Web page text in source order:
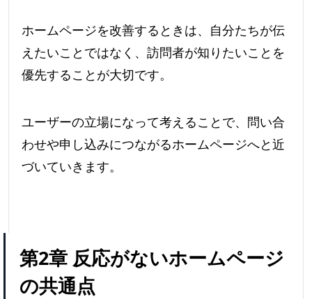
ホームページを改善するときは、自分たちが伝
えたいことではなく、訪問者が知りたいことを
優先することが大切です。
ユーザーの立場になって考えることで、問い合
わせや申し込みにつながるホームページへと近
づいていきます。
第2章 反応がないホームページ
の共通点